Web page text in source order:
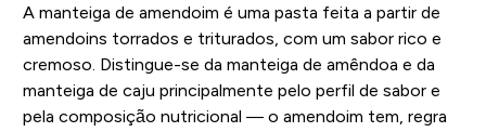
A manteiga de amendoim é uma pasta feita a partir de
amendoins torrados e triturados, com um sabor rico e
cremoso. Distingue-se da manteiga de amêndoa e da
manteiga de caju principalmente pelo perfil de sabor e
pela composição nutricional — o amendoim tem, regra